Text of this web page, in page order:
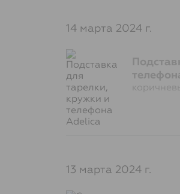
14 марта 2024 г.
13 марта 2024 г.